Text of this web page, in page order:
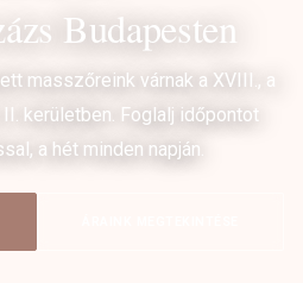
Budapesten
masszőreink várnak a XVIII., a
kerületben. Foglalj időpontot
a hét minden napján.